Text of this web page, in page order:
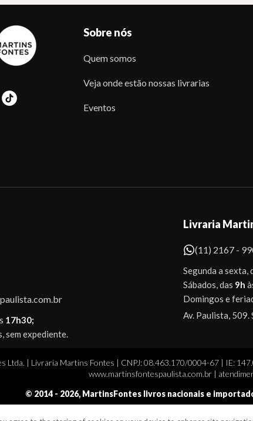
Sobre nós
Quem somos
Veja onde estão nossas livrarias
Eventos
17h30;
sem expediente.
Livraria
(11) 2167 -
Segunda a sexta,
Sábados, das 9h
Domingos e
Av. Paulista, 509.
Ltda. | Livraria Martins Fontes | CNPJ: 08.463.170/0004-67 | IE:
www.martinsfontespaulista.com.br |
© 2014 - 2026, MartinsFontes livros nacionais e